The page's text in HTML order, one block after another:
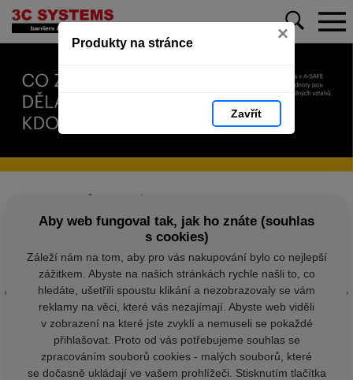
Produkty na stránce ×
Zavřít
Aby web fungoval tak, jak ho znáte (souhlas
s cookies)
Záleží nám na tom, aby pro vás nakupování bylo co nejlepší
zážitkem. Abyste na našich stránkách rychle našli to, co
hledáte, ušetřili spoustu klikání a nezobrazovaly se vám
reklamy na věci, které vás nezajímají. Abyste web viděli
v zobrazení na které jste zvyklí a nemuseli se pokaždé
přihlašovat. Proto od vás potřebujeme souhlas se
zpracováním souborů cookies - malých souborů, které
se dočasně ukládají ve vašem prohlížeči. Stisknutím tlačítka